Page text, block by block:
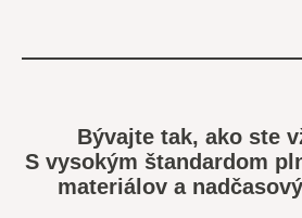
Bývajte tak, ako ste
S vysokým štandardom
materiálov a